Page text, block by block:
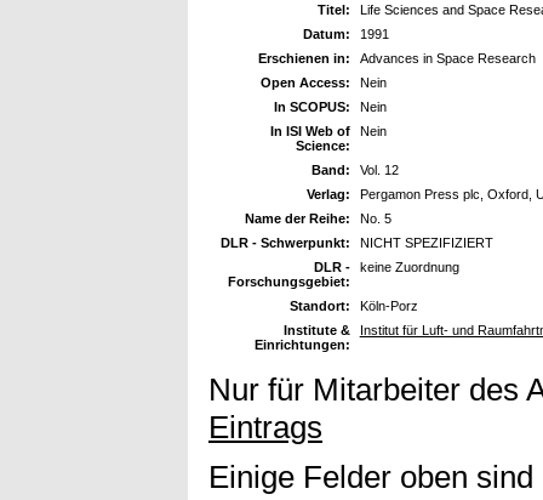
Titel:
Life Sciences and Space
Datum:
1991
Erschienen in:
Advances in Space Research
Open Access:
Nein
In SCOPUS:
Nein
In ISI Web of
Science:
Nein
Band:
Vol. 12
Verlag:
Pergamon Press plc, Oxford,
Name der Reihe:
No. 5
DLR - Schwerpunkt:
NICHT SPEZIFIZIERT
DLR -
Forschungsgebiet:
keine Zuordnung
Standort:
Köln-Porz
Institute &
Einrichtungen:
Institut für Luft- und
Nur für Mitarbeiter des
Eintrags
Einige Felder oben